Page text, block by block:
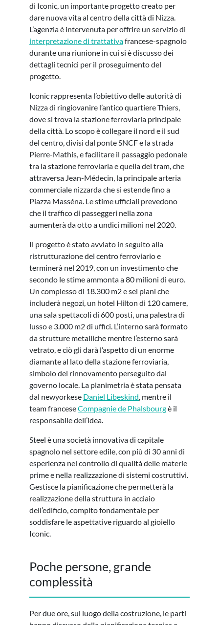
di Iconic, un importante progetto creato per
dare nuova vita al centro della città di Nizza.
L’agenzia è intervenuta per offrire un servizio di
interpretazione di trattativafrancese-spagnolo
durante una riunione in cui si è discusso dei
dettagli tecnici per il proseguimento del
progetto.
Iconic rappresenta l’obiettivo delle autorità di
Nizza di ringiovanire l’antico quartiere Thiers,
dove si trova la stazione ferroviaria principale
della città. Lo scopo è collegare il nord e il sud
del centro, divisi dal ponte SNCF e la strada
Pierre-Mathis, e facilitare il passaggio pedonale
tra la stazione ferroviaria e quella dei tram, che
attraversa Jean-Médecin, la principale arteria
commerciale nizzarda che si estende fino a
Piazza Masséna. Le stime ufficiali prevedono
che il traffico di passeggeri nella zona
aumenterà da otto a undici milioni nel 2020.
Il progetto è stato avviato in seguito alla
ristrutturazione del centro ferroviario e
terminerà nel 2019, con un investimento che
secondo le stime ammonta a 80 milioni di euro.
Un complesso di 18.300 m2 e sei piani che
includerà negozi, un hotel Hilton di 120 camere,
una sala spettacoli di 600 posti, una palestra di
lusso e 3.000 m2 di uffici. L’interno sarà formato
da strutture metalliche mentre l’esterno sarà
vetrato, e ciò gli darà l’aspetto di un enorme
diamante al lato della stazione ferroviaria,
simbolo del rinnovamento perseguito dal
governo locale. La planimetria è stata pensata
dal newyorkese Daniel Libeskind, mentre il
team franceseCompagnie de Phalsbourgè il
responsabile dell’idea.
Steel è una società innovativa di capitale
spagnolo nel settore edile, con più di 30 anni di
esperienza nel controllo di qualità delle materie
prime e nella realizzazione di sistemi costruttivi.
Gestisce la pianificazione che permetterà la
realizzazione della struttura in acciaio
dell’edificio, compito fondamentale per
soddisfare le aspettative riguardo al gioiello
Iconic.
Poche persone, grande
complessità
Per due ore, sul luogo della costruzione, le parti